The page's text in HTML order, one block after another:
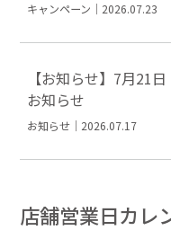
キャンペーン｜2026.07.23
【お知らせ】7月21
お知らせ
お知らせ｜2026.07.17
店舗営業日カレ